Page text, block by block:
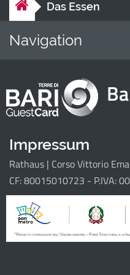
Das Essen
Navigation
Il progetto
Impressum
Rathaus | Corso Vittorio
CF: 80015010723 - P.IVA: